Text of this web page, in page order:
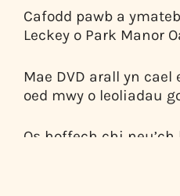
Cafodd pawb a
Leckey o Park Manor
Mae DVD arall yn
oed mwy o leoliadau
Os hoffech chi